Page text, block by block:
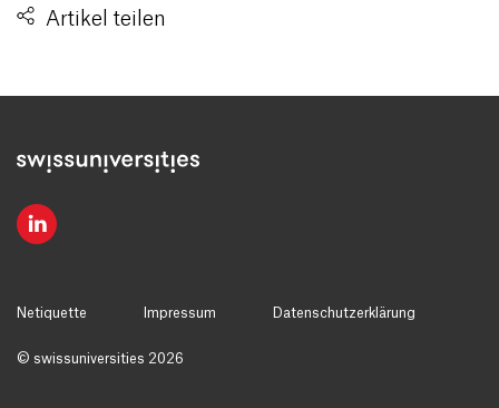
Artikel teilen
Netiquette Impressum Datenschutzerklärung
© swissuniversities 2026